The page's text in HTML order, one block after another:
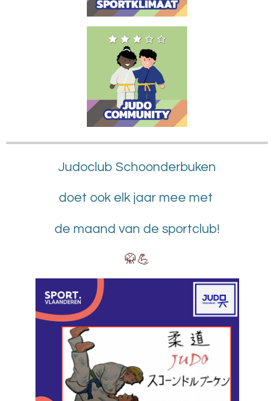
Judoclub Schoonderbuken
doet ook elk jaar mee met
de maand van de sportclub!
🥋💪